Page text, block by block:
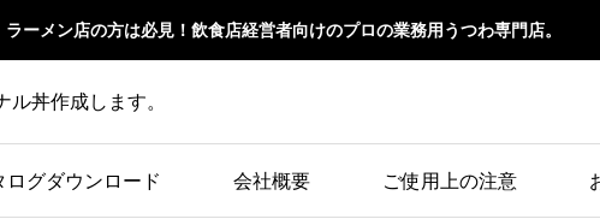
ーメン店の方は必見！飲食店経営者向けのプロの業務用うつわ専門店。
丼作成します。
ログダウンロード 会社概要 ご使用上の注意